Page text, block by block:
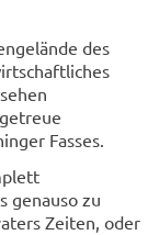
des
Fasses.
genauso zu
Zeiten, oder